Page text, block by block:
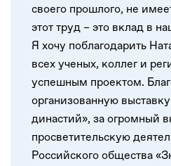
своего прошлого, не
этот труд – это вклад в
Я хочу поблагодарить
всех ученых, коллег и
успешным проектом.
организованную
династий», за огромный
просветительскую
Российского общества